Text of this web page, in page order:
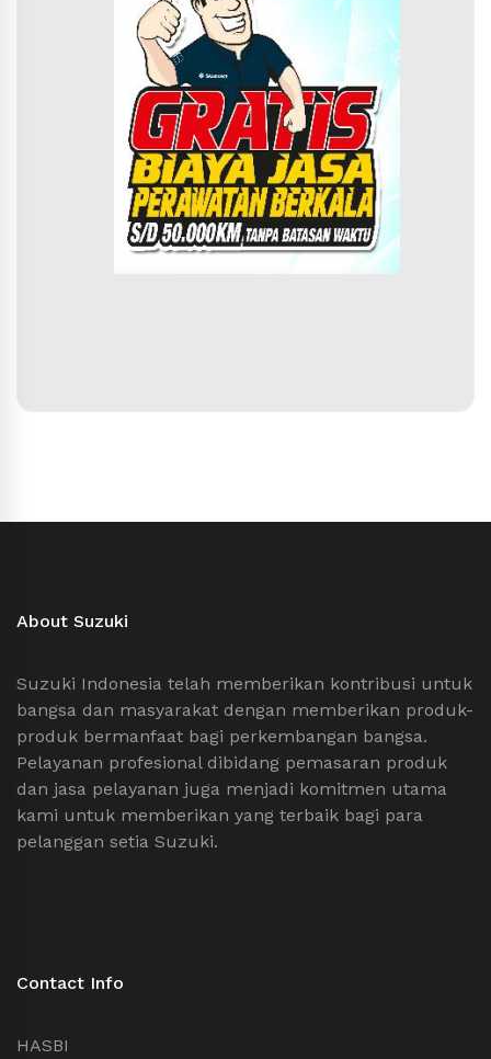
About Suzuki
Suzuki Indonesia telah memberikan kontribusi untuk
bangsa dan masyarakat dengan memberikan produk-
produk bermanfaat bagi perkembangan bangsa.
Pelayanan profesional dibidang pemasaran produk
dan jasa pelayanan juga menjadi komitmen utama
kami untuk memberikan yang terbaik bagi para
pelanggan setia Suzuki.
Contact Info
HASBI